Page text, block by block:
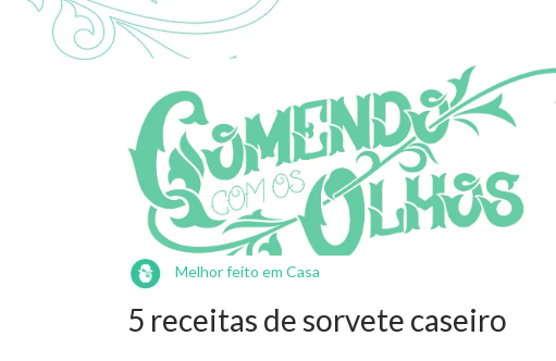
Melhor feito em Casa
5 receitas de sorvete caseiro